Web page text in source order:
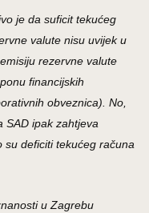
je da suficit tekućeg
valute nisu uvijek u
rezervne valute
financijskih
obveznica). No,
SAD ipak zahtjeva
su deficiti tekućeg računa
u Zagrebu